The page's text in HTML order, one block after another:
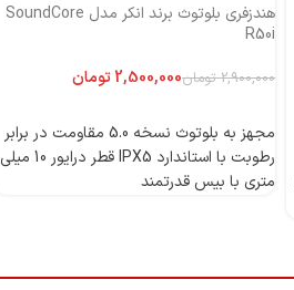
هندزفری بلوتوث برند انکر مدل SoundCore
R50i
2,900,000 تومان2,500,000تومان
مجهز به بلوتوث نسخه 5.0 مقاومت در برابر
رطوبت با استاندارد IPX5 قطر درایور 10 میلی
متری با بیس قدرتمند